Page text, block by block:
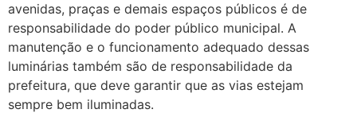
avenidas, praças e demais espaços públicos é de
responsabilidade do poder público municipal. A
manutenção e o funcionamento adequado dessas
luminárias também são de responsabilidade da
prefeitura, que deve garantir que as vias estejam
sempre bem iluminadas.